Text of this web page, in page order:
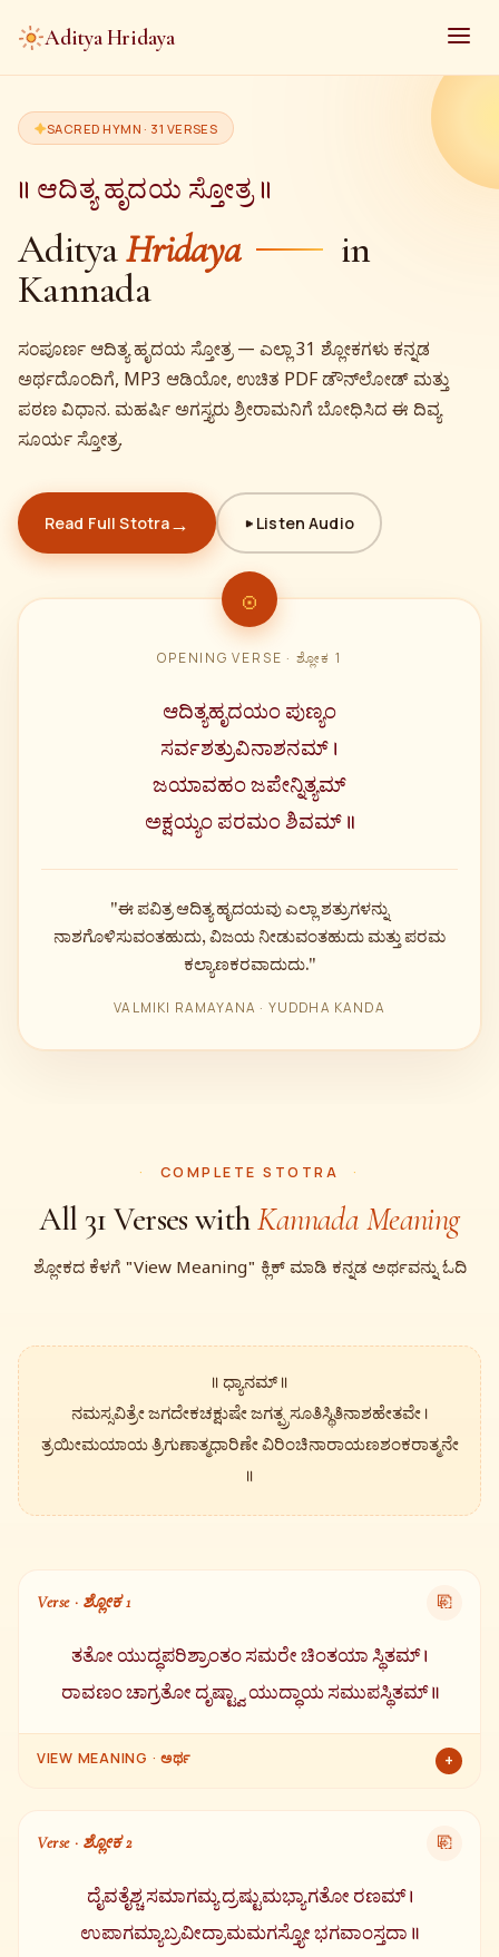
Aditya Hridaya
SACRED HYMN · 31 VERSES
॥ ಆದಿತ್ಯ ಹೃದಯ ಸ್ತೋತ್ರ ॥
AdityaHridaya
in
Kannada
ಸಂಪೂರ್ಣ ಆದಿತ್ಯ ಹೃದಯ ಸ್ತೋತ್ರ — ಎಲ್ಲಾ 31 ಶ್ಲೋಕಗಳು ಕನ್ನಡ
ಅರ್ಥದೊಂದಿಗೆ, MP3 ಆಡಿಯೋ, ಉಚಿತ PDF ಡೌನ್‌ಲೋಡ್ ಮತ್ತು
ಪಠಣ ವಿಧಾನ. ಮಹರ್ಷಿ ಅಗಸ್ತ್ಯರು ಶ್ರೀರಾಮನಿಗೆ ಬೋಧಿಸಿದ ಈ ದಿವ್ಯ
ಸೂರ್ಯ ಸ್ತೋತ್ರ.
Read Full Stotra→ ▶ Listen Audio
OPENING VERSE · ಶ್ಲೋಕ 1
ಆದಿತ್ಯಹೃದಯಂ ಪುಣ್ಯಂ
ಸರ್ವಶತ್ರುವಿನಾಶನಮ್ ।
ಜಯಾವಹಂ ಜಪೇನ್ನಿತ್ಯಮ್
ಅಕ್ಷಯ್ಯಂ ಪರಮಂ ಶಿವಮ್ ॥
"ಈ ಪವಿತ್ರ ಆದಿತ್ಯ ಹೃದಯವು ಎಲ್ಲಾ ಶತ್ರುಗಳನ್ನು
ನಾಶಗೊಳಿಸುವಂತಹುದು, ವಿಜಯ ನೀಡುವಂತಹುದು ಮತ್ತು ಪರಮ
ಕಲ್ಯಾಣಕರವಾದುದು."
VALMIKI RAMAYANA · YUDDHA KANDA
COMPLETE STOTRA
All 31 Verses withKannada Meaning
ಶ್ಲೋಕದ ಕೆಳಗೆ "View Meaning" ಕ್ಲಿಕ್ ಮಾಡಿ ಕನ್ನಡ ಅರ್ಥವನ್ನು ಓದಿ
॥ ಧ್ಯಾನಮ್ ॥
ನಮಸ್ಸವಿತ್ರೇ ಜಗದೇಕಚಕ್ಷುಷೇ ಜಗತ್ಪ್ರಸೂತಿಸ್ಥಿತಿನಾಶಹೇತವೇ ।
ತ್ರಯೀಮಯಾಯ ತ್ರಿಗುಣಾತ್ಮಧಾರಿಣೇ ವಿರಿಂಚಿನಾರಾಯಣಶಂಕರಾತ್ಮನೇ
॥
Verse · ಶ್ಲೋಕ 1 ⎘
ತತೋ ಯುದ್ಧಪರಿಶ್ರಾಂತಂ ಸಮರೇ ಚಿಂತಯಾ ಸ್ಥಿತಮ್ ।
ರಾವಣಂ ಚಾಗ್ರತೋ ದೃಷ್ಟ್ವಾ ಯುದ್ಧಾಯ ಸಮುಪಸ್ಥಿತಮ್ ॥
VIEW MEANING · ಅರ್ಥ +
ಸಮರಭೂಮಿಯಲ್ಲಿ ನೋಡಿ, ಮತ್ತು ಎದುರಿಗೆ ಯುದ್ಧಕ್ಕೆ ಸಿದ್ಧವಾಗಿ ನಿಂತಿದ್ದ
ರಾವಣನನ್ನು ಕಂಡ ಬಳಿಕ —
Verse · ಶ್ಲೋಕ 2 ⎘
ದೈವತೈಶ್ಚ ಸಮಾಗಮ್ಯ ದ್ರಷ್ಟುಮಭ್ಯಾಗತೋ ರಣಮ್ ।
ಉಪಾಗಮ್ಯಾಬ್ರವೀದ್ರಾಮಮಗಸ್ತ್ಯೋ ಭಗವಾಂಸ್ತದಾ ॥